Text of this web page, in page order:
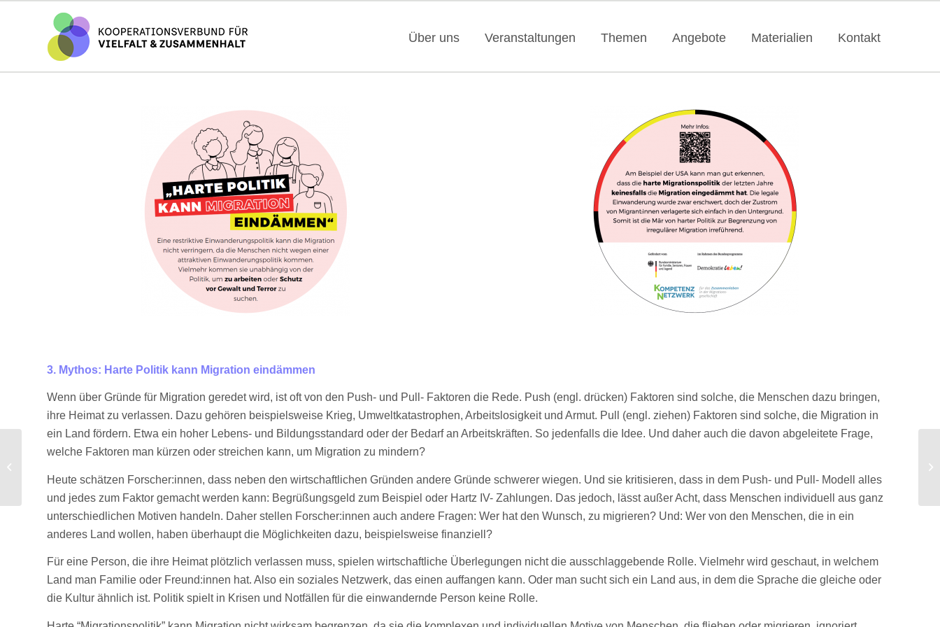
Über uns Veranstaltungen Themen Angebote Materialien Kontakt
3. Mythos: Harte Politik kann Migration eindämmen
Wenn über Gründe für Migration geredet wird, ist oft von den Push- und Pull- Faktoren die Rede. Push (engl. drücken) Faktoren sind solche, die Menschen dazu bringen,
ihre Heimat zu verlassen. Dazu gehören beispielsweise Krieg, Umweltkatastrophen, Arbeitslosigkeit und Armut. Pull (engl. ziehen) Faktoren sind solche, die Migration in
ein Land fördern. Etwa ein hoher Lebens- und Bildungsstandard oder der Bedarf an Arbeitskräften. So jedenfalls die Idee. Und daher auch die davon abgeleitete Frage,
welche Faktoren man kürzen oder streichen kann, um Migration zu mindern?
Heute schätzen Forscher:innen, dass neben den wirtschaftlichen Gründen andere Gründe schwerer wiegen. Und sie kritisieren, dass in dem Push- und Pull- Modell alles
und jedes zum Faktor gemacht werden kann: Begrüßungsgeld zum Beispiel oder Hartz IV- Zahlungen. Das jedoch, lässt außer Acht, dass Menschen individuell aus ganz
unterschiedlichen Motiven handeln. Daher stellen Forscher:innen auch andere Fragen: Wer hat den Wunsch, zu migrieren? Und: Wer von den Menschen, die in ein
anderes Land wollen, haben überhaupt die Möglichkeiten dazu, beispielsweise finanziell?
Für eine Person, die ihre Heimat plötzlich verlassen muss, spielen wirtschaftliche Überlegungen nicht die ausschlaggebende Rolle. Vielmehr wird geschaut, in welchem
Land man Familie oder Freund:innen hat. Also ein soziales Netzwerk, das einen auffangen kann. Oder man sucht sich ein Land aus, in dem die Sprache die gleiche oder
die Kultur ähnlich ist. Politik spielt in Krisen und Notfällen für die einwandernde Person keine Rolle.
2. Mythos:
Sicherheitsrisiko